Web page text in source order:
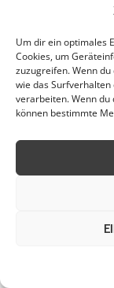
Um dir ein optimales
Cookies, um
zuzugreifen. Wenn
wie das
verarbeiten. Wenn
können bestimmte
dass
geschützt ist.
Eine
Lingen bietet
Kommunen
private
Reinigung
verlängert
zu erhalten.